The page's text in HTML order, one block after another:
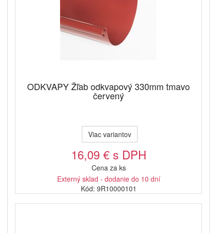
ODKVAPY Žľab odkvapový 330mm tmavo
červený
Viac variantov
16,09 € s DPH
Cena za ks
Externý sklad - dodanie do 10 dní
Kód: 9R10000101